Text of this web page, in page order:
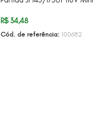
R$34,48
Cód. de referência: 100682